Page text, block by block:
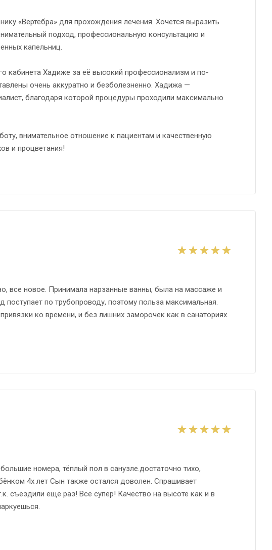
«Вертебра» для прохождения лечения. Хочется выразить
подход, профессиональную консультацию и
капельниц.
кабинета Хадиже за её высокий профессионализм и по-
очень аккуратно и безболезненно. Хадижа —
благодаря которой процедуры проходили максимально
внимательное отношение к пациентам и качественную
и процветания!
все новое. Принимала нарзанные ванны, была на массаже и
по трубопроводу, поэтому польза максимальная.
ко времени, и без лишних заморочек как в санаториях.
номера, тёплый пол в санузле.достаточно тихо,
4х лет Сын также остался доволен. Спрашивает
съездили еще раз! Все супер! Качество на высоте как и в